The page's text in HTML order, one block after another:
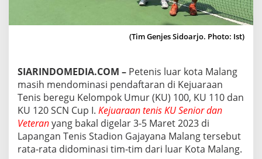
S
M
B
J
U
A
R
A
I
K
E
J
(Tim Genjes Sidoarjo. Photo: Ist)
SIARINDOMEDIA.COM – Petenis luar kota Malang
masih mendominasi pendaftaran di Kejuaraan
Tenis beregu Kelompok Umur (KU) 100, KU 110 dan
KU 120 SCN Cup I. Kejuaraan tenis KU Senior dan
Veteranyang bakal digelar 3-5 Maret 2023 di
Lapangan Tenis Stadion Gajayana Malang tersebut
rata-rata didominasi tim-tim dari luar Kota Malang.